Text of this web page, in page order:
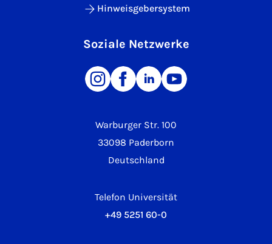
Warburger Str. 100
33098 Paderborn
Deutschland
Telefon Universität
+49 5251 60-0
Hinweisgebersystem
Soziale Netzwerke